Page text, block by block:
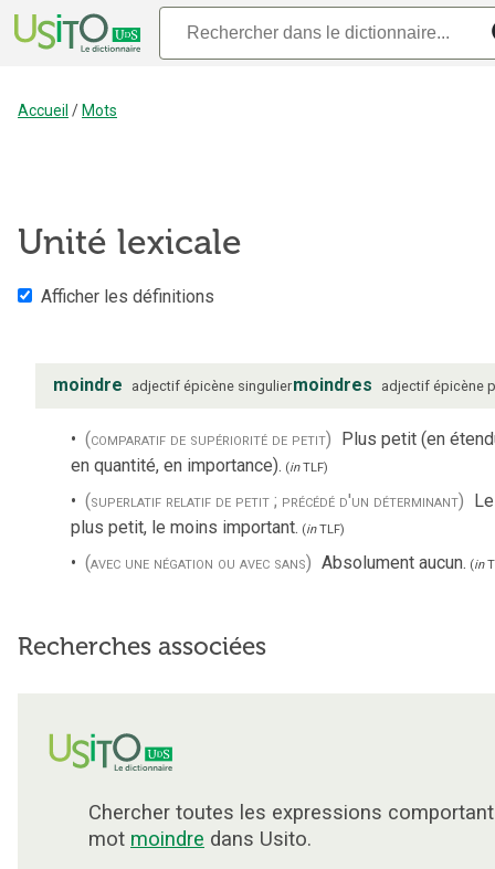
Accueil / Mots
Unité lexicale
Afficher les définitions
moindre adjectif épicène singuliermoindres adjectif épicène
(comparatif de supériorité de petit) Plus petit (en
en quantité, en importance). (inTLF)
(superlatif relatif de petit ; précédé d'un déterminant) Le
plus petit, le moins important. (inTLF)
(avec une négation ou avec sans) Absolument aucun. (in
Recherches associées
Chercher toutes les expressions
mot moindre dans Usito.